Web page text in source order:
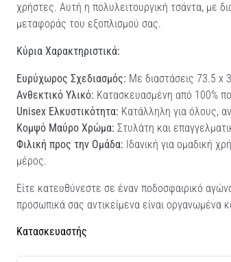
χρήστες. Αυτή η πολυλειτουργική τσάντα, με
μεταφοράς του εξοπλισμού σας.
Κύρια Χαρακτηριστικά:
Ευρύχωρος Σχεδιασμός: Με διαστάσεις 73.5 x
Ανθεκτικό Υλικό: Κατασκευασμένη από 100%
Unisex Ελκυστικότητα: Κατάλληλη για όλους,
Κομψό Μαύρο Χρώμα: Στυλάτη και
Φιλική προς την Ομάδα: Ιδανική για ομαδική
μέρος.
Είτε κατευθύνεστε σε έναν ποδοσφαιρικό
προσωπικά σας αντικείμενα είναι οργανωμένα
Κατασκευαστής